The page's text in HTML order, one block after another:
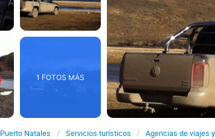
1 FOTOS MÁS
Puerto Natales Servicios turísticos Agencias de viajes